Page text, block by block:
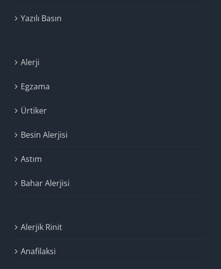
Yazılı Basın
Alerji
Egzama
Ürtiker
Besin Alerjisi
Astım
Bahar Alerjisi
Alerjik Rinit
Anafilaksi